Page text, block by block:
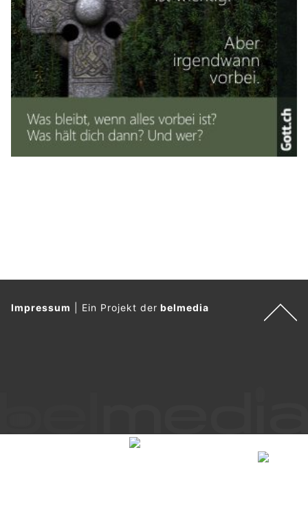
aufkam.
Weiterlesen
belmedia AG: Führender Schweizer Verlag für
03.08.26 VON BELMEDIA REDAKTION
Die belmedia AG mit Hauptsitz in Luzern hat sich in den
vergangenen Jahren zu einem der bedeutendsten digitalen
Fach- und Publikumsverlage der Schweiz entwickelt. Mit
Aktualität und ein hoher Nutzwert für die Leserschaft im
Mittelpunkt der redaktionellen Arbeit.
Fotos, Dokumente und Backups: Kaum jemand kommt heute
noch ganz ohne Cloud-Speicher aus. Die Auswahl an